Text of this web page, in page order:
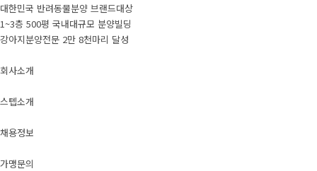
대한민국 반려동물분양 브랜드대상
1~3층 500평 국내대규모 분양빌딩
강아지분양전문 2만 8천마리 달성
회사소개
스텝소개
채용정보
가맹문의